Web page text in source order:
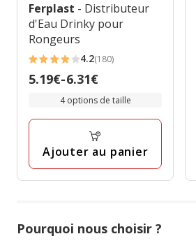
Ferplast - Distributeur
d'Eau Drinky pour
Rongeurs
4.2
étoiles
180
4.2(180)
Prix
à
6.31€
5.19€-6.31€
4 options de taille
Ajouter au panier
Pourquoi nous choisir ?